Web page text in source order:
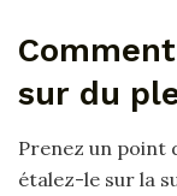
sur du
Prenez un point
étalez-le sur la